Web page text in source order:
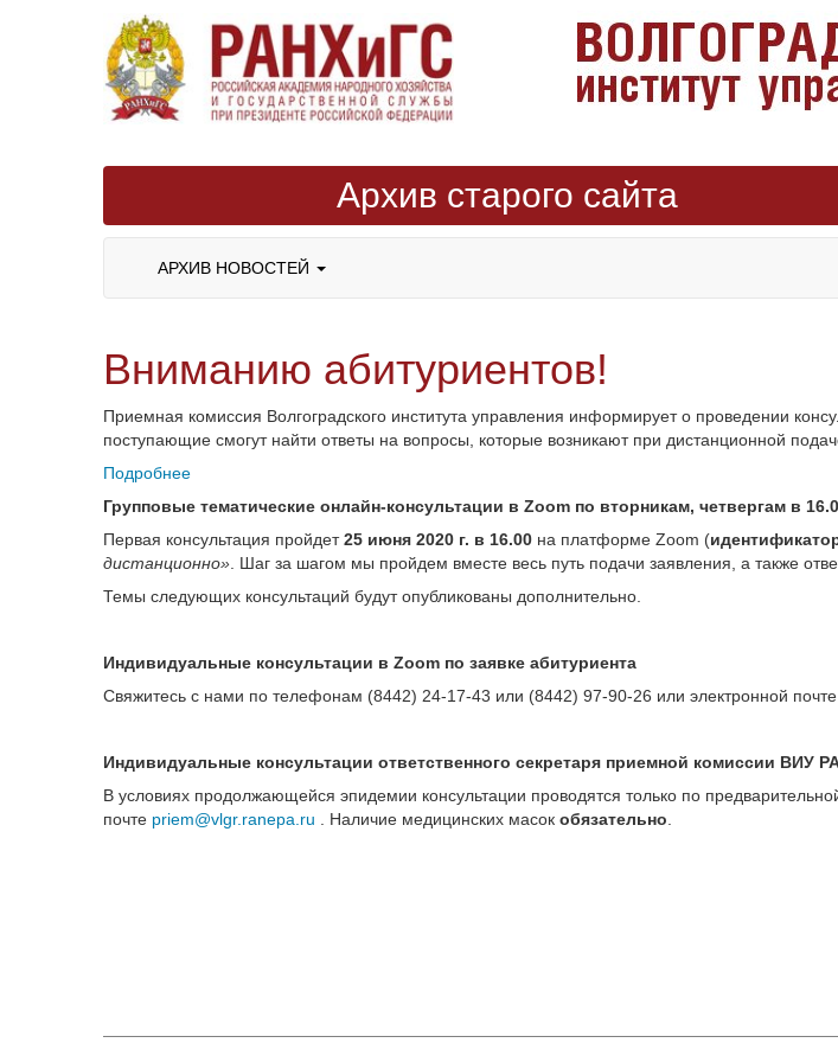
Архив старого сайта
АРХИВ НОВОСТЕЙ
Вниманию абитуриентов!
Приемная комиссия Волгоградского института управления информирует о проведении
поступающие смогут найти ответы на вопросы, которые возникают при дистанционной
Подробнее
Групповые тематические онлайн-консультации в Zoom по вторникам, четвергам в
Первая консультация пройдет25 июня 2020 г. в 16.00 на платформе Zoom (
дистанционно» . Шаг за шагом мы пройдем вместе весь путь подачи заявления, а также
Темы следующих консультаций будут опубликованы дополнительно.
Индивидуальные консультации в Zoom по заявке абитуриента
Свяжитесь с нами по телефонам (8442) 24-17-43 или (8442) 97-90-26 или электронной почте
Индивидуальные консультации ответственного секретаря приемной комиссии ВИУ
В условиях продолжающейся эпидемии консультации проводятся только по
почте priem@vlgr.ranepa.ru . Наличие медицинских масок обязательно